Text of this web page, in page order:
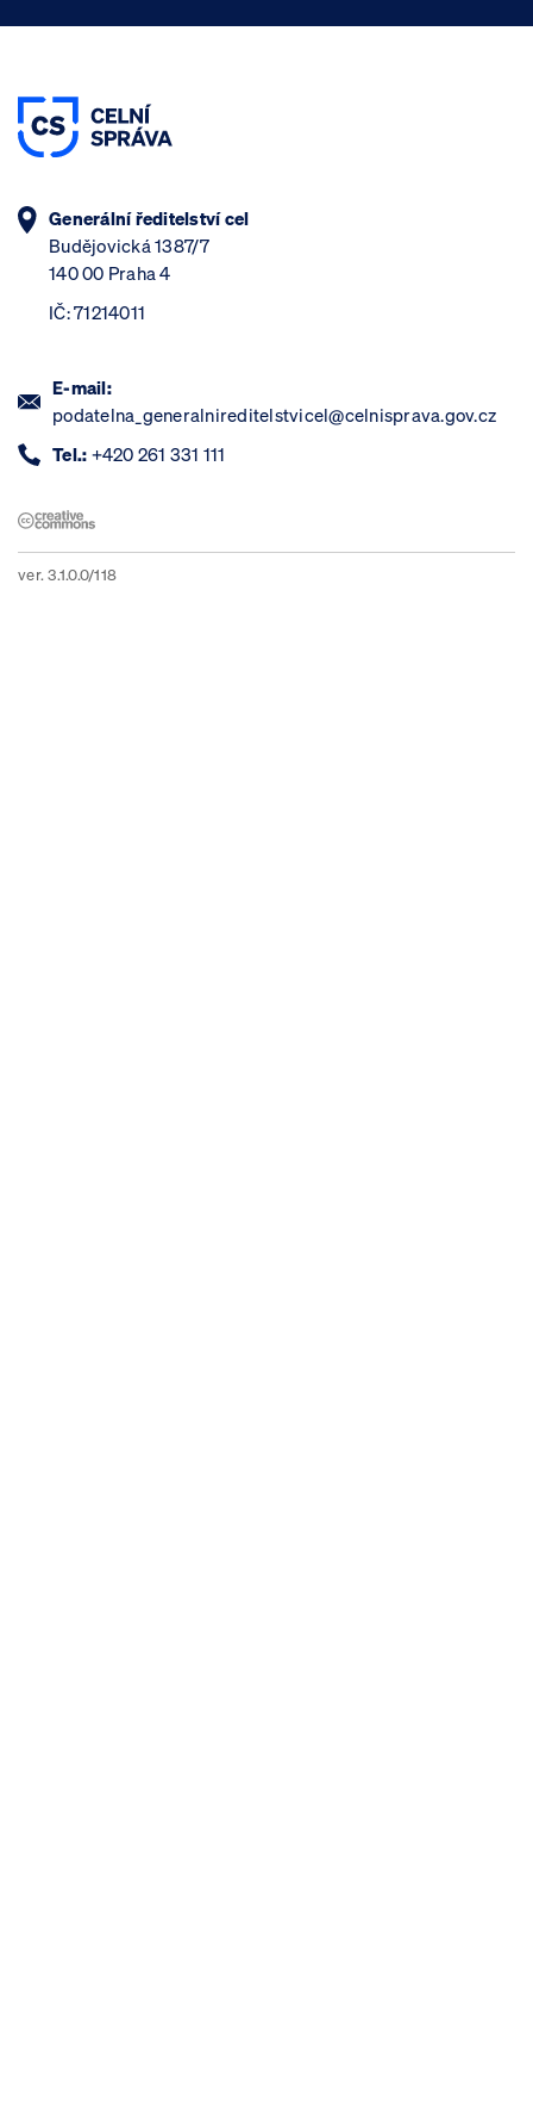
Generální ředitelství cel
Budějovická 1387/7
140 00 Praha 4
IČ: 71214011
E-mail:
podatelna_generalnireditelstvicel@celnisprava.gov.cz
Tel.: +420 261 331 111
ver. 3.1.0.0/118